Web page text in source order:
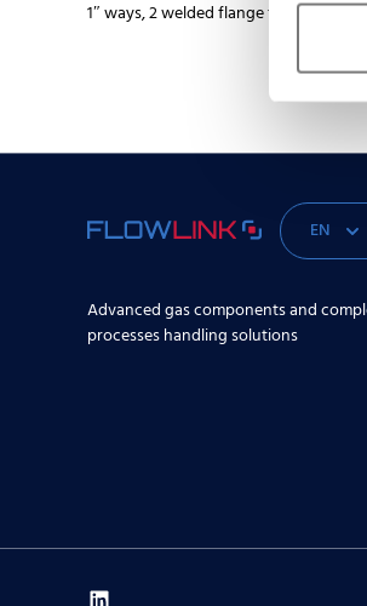
1″ ways, 2 welded flange fittings
EN
Advanced gas components and
processes handling solutions